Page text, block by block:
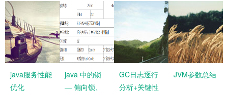
java服务性能
优化
java 中的锁
— 偏向锁、
GC日志逐行
分析+关键性
JVM参数总结